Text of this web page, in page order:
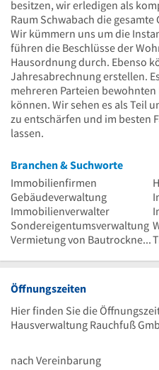
besitzen, wir erledigen als
Raum Schwabach die
Wir kümmern uns um die
führen die Beschlüsse der
Hausordnung durch. Ebenso
Jahresabrechnung erstellen.
mehreren Parteien
können. Wir sehen es als Teil
zu entschärfen und im besten
lassen.
Branchen & Suchworte
Immobilienfirmen
Gebäudeverwaltung
Immobilienverwalter
Sondereigentumsverwaltung
Vermietung von Bautrocknern
Öffnungszeiten
Hier finden Sie die
Hausverwaltung Rauchfuß
nach Vereinbarung